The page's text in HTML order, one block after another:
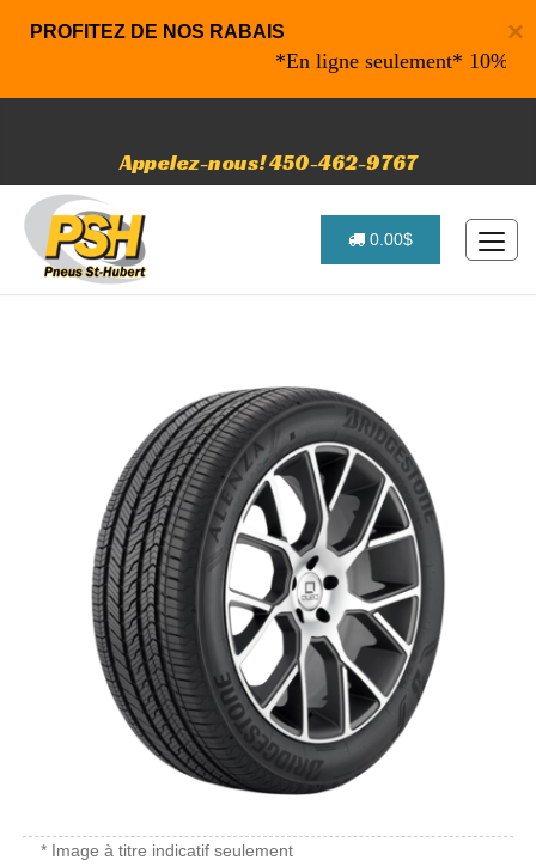
×
PROFITEZ DE NOS RABAIS
*En ligne seulement* 10% de
Appelez-nous! 450-462-9767
0.00$
* Image à titre indicatif seulement